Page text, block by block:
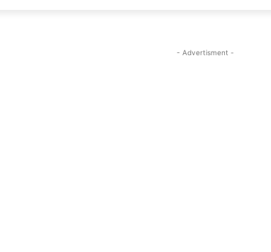
- Advertisment -